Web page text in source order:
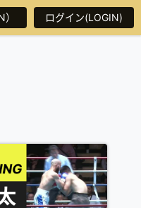
ログイン(LOGIN)